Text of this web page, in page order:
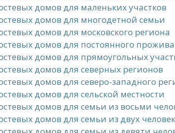
домов для маленьких участков
домов для многодетной семьи
домов для московского региона
домов для постоянного
домов для прямоугольных
домов для северных регионов
домов для северо-западного
домов для сельской местности
домов для семьи из восьми
домов для семьи из двух